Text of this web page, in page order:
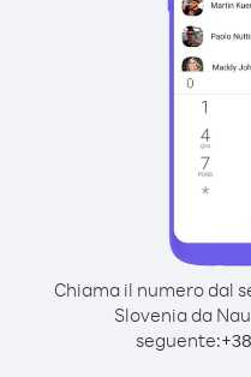
Chiama il numero dal
Slovenia da
seguente:+